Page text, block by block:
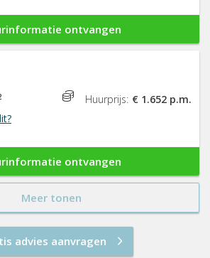
ontvangen
Huurprijs: € 1.652 p.m.
ontvangen
Meer tonen
advies aanvragen